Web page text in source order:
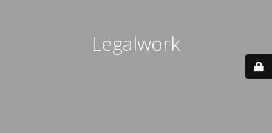
Legalwork